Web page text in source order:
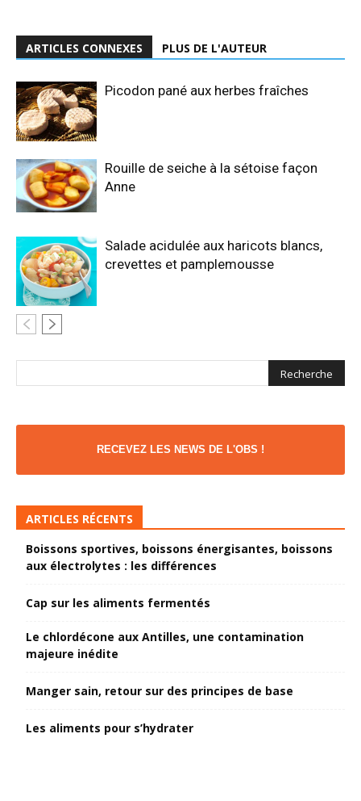
ARTICLES CONNEXES PLUS DE L'AUTEUR
Picodon pané aux herbes fraîches
Rouille de seiche à la sétoise façon
Anne
Salade acidulée aux haricots blancs,
crevettes et pamplemousse
RECEVEZ LES NEWS DE L'OBS !
ARTICLES RÉCENTS
Boissons sportives, boissons énergisantes, boissons
aux électrolytes : les différences
Cap sur les aliments fermentés
Le chlordécone aux Antilles, une contamination
majeure inédite
Manger sain, retour sur des principes de base
Les aliments pour s’hydrater